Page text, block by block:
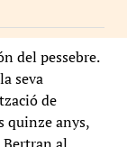
del pessebre.
seva
de
quinze anys,